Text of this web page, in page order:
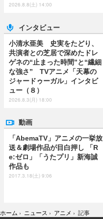
2026.8.8(土) 14:00
インタビュー
小清水亜美 史実をたどり、
共演者との芝居で深めたドレ
ゲネの“止まった時間”と“繊細
な強さ” TVアニメ「天幕の
ジャードゥーガル」インタビ
ュー（８）
2026.8.3(月) 18:00
動画
「AbemaTV」アニメの一挙放
送＆劇場作品が目白押し 「R
e:ゼロ」「うたプリ」新海誠
作品も
2017.3.18(土) 9:06
ホーム › ニュース › アニメ › 記事